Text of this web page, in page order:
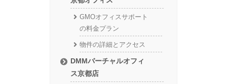
GMOオフィスサポート
の料金プラン
物件の詳細とアクセス
DMMバーチャルオフィ
ス京都店